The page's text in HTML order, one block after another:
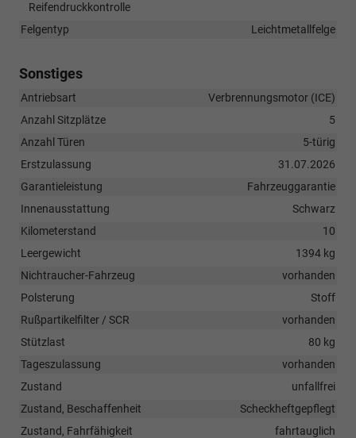
Reifendruckkontrolle
Felgentyp
Leichtmetallfelge
Sonstiges
Antriebsart
Verbrennungsmotor (ICE)
Anzahl Sitzplätze
5
Anzahl Türen
5-türig
Erstzulassung
31.07.2026
Garantieleistung
Fahrzeuggarantie
Innenausstattung
Schwarz
Kilometerstand
10
Leergewicht
1394 kg
Nichtraucher-Fahrzeug
vorhanden
Polsterung
Stoff
Rußpartikelfilter / SCR
vorhanden
Stützlast
80 kg
Tageszulassung
vorhanden
Zustand
unfallfrei
Zustand, Beschaffenheit
Scheckheftgepflegt
Zustand, Fahrfähigkeit
fahrtauglich